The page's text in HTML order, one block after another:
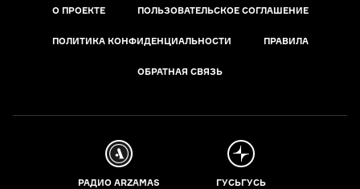
О ПРОЕКТЕ ПОЛЬЗОВАТЕЛЬСКОЕ СОГЛАШЕНИЕ
ПОЛИТИКА КОНФИДЕНЦИАЛЬНОСТИ ПРАВИЛА
ОБРАТНАЯ СВЯЗЬ
РАДИО ARZAMAS ГУСЬГУСЬ